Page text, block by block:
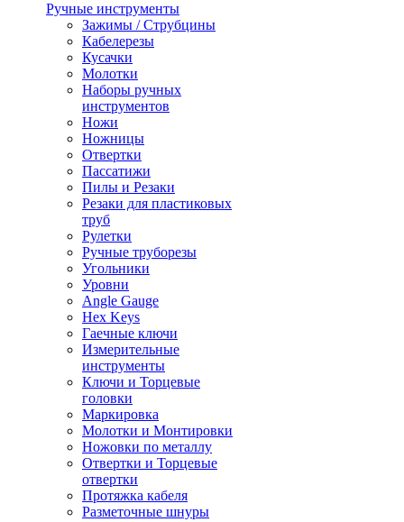
Ручные инструменты
Зажимы / Струбцины
Кабелерезы
Кусачки
Молотки
Наборы ручных
инструментов
Ножи
Ножницы
Отвертки
Пассатижи
Пилы и Резаки
Резаки для пластиковых
труб
Рулетки
Ручные труборезы
Угольники
Уровни
Angle Gauge
Hex Keys
Гаечные ключи
Измерительные
инструменты
Ключи и Торцевые
головки
Маркировка
Молотки и Монтировки
Ножовки по металлу
Отвертки и Торцевые
отвертки
Протяжка кабеля
Разметочные шнуры